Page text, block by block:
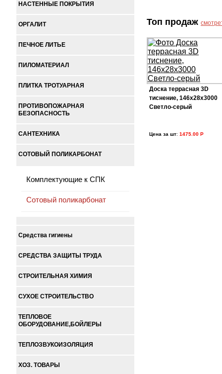
НАСТЕННЫЕ ПОКРЫТИЯ
ОРГАЛИТ
ПЕЧНОЕ ЛИТЬЕ
ПИЛОМАТЕРИАЛ
ПЛИТКА ТРОТУАРНАЯ
ПРОТИВОПОЖАРНАЯ
БЕЗОПАСНОСТЬ
САНТЕХНИКА
СОТОВЫЙ ПОЛИКАРБОНАТ
Комплектующие к СПК
Сотовый поликарбонат
Средства гигиены
СРЕДСТВА ЗАЩИТЫ ТРУДА
СТРОИТЕЛЬНАЯ ХИМИЯ
СУХОЕ СТРОИТЕЛЬСТВО
ТЕПЛОВОЕ
ОБОРУДОВАНИЕ,БОЙЛЕРЫ
ТЕПЛОЗВУКОИЗОЛЯЦИЯ
ХОЗ. ТОВАРЫ
Топ продаж
Доска террасная 3D
тиснение, 146х28х3000
Светло-серый
Цена за шт: 1475.00 Р